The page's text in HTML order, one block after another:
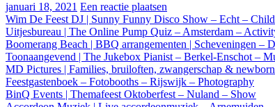
januari 18, 2021 Een reactie plaatsen
Wim De Feest DJ | Sunny Funny Disco Show – Echt –
Uitjesbureau | The Online Pump Quiz – Amsterdam –
Boomerang Beach | BBQ arrangementen | Scheveningen –
Toonaangevend | The Jukebox Pianist – Berkel-Enschot –
MD Pictures | Families, bruiloften, zwangerschap &
Feestgastenboek – Fotobooths – Rijswijk – Photography
BinQ Events | Themafeest Oktoberfest – Nuland – Show